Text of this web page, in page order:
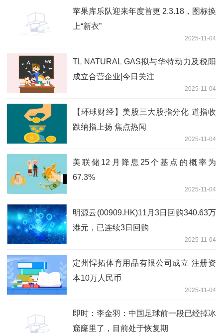
苹果库乐队迎来年度首更 2.3.18，图标换
上“新衣”
2025-11-04
TL NATURAL GAS拟与华特动力及税阳
成立合营企业|今日关注
2025-11-04
【环球财经】美股三大股指分化 道指收
跌纳指上扬 焦点热闻
2025-11-04
美联储12月降息25个基点的概率为
67.3%
2025-11-04
明源云(00909.HK)11月3日回购340.63万
港元，已连续3日回购
2025-11-04
定州悍拓体育用品有限公司成立 注册资
本10万人民币
2025-11-04
即时：李金羽：中国足球前一段已经掉冰
窟窿里了，目前处于恢复期